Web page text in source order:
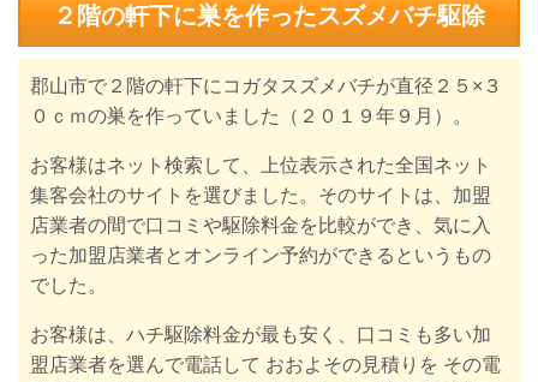
２階の軒下に巣を作ったスズメバチ駆除
郡山市で２階の軒下にコガタスズメバチが直径２５×３
０ｃｍの巣を作っていました（２０１９年９月）。
お客様はネット検索して、上位表示された全国ネット
集客会社のサイトを選びました。そのサイトは、加盟
店業者の間で口コミや駆除料金を比較ができ、気に入
った加盟店業者とオンライン予約ができるというもの
でした。
お客様は、ハチ駆除料金が最も安く、口コミも多い加
盟店業者を選んで電話して おおよその見積りを その電